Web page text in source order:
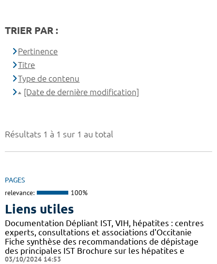
Résultats 1 à 1 sur 1 au total
PAGES
relevance: 100%
Liens utiles
Documentation Dépliant IST, VIH, hépatites : centres
experts, consultations et associations d'Occitanie
Fiche synthèse des recommandations de dépistage
des principales IST Brochure sur les hépatites e
03/10/2024 14:53
TRIER PAR :
Pertinence
Titre
Type de contenu
[Date de dernière modification]